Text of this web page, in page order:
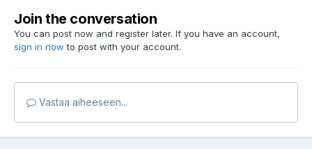
Join the conversation
You can post now and register later. If you have an account,
sign in now to post with your account.
Vastaa aiheeseen...